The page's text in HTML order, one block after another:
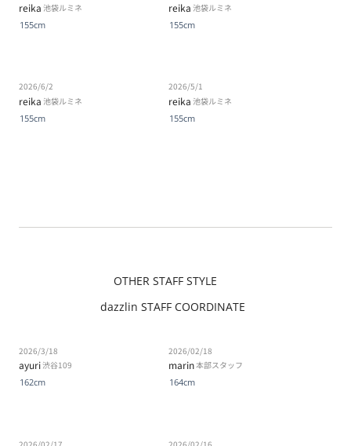
reika 池袋ルミネ
155cm
reika 池袋ルミネ
155cm
reika 池袋ルミネ
2026/6/2
155cm
reika 池袋ルミネ
2026/5/1
155cm
OTHER STAFF STYLE
dazzlin STAFF COORDINATE
ayuri渋谷109
2026/3/18
162cm
marin本部スタッフ
2026/02/18
164cm